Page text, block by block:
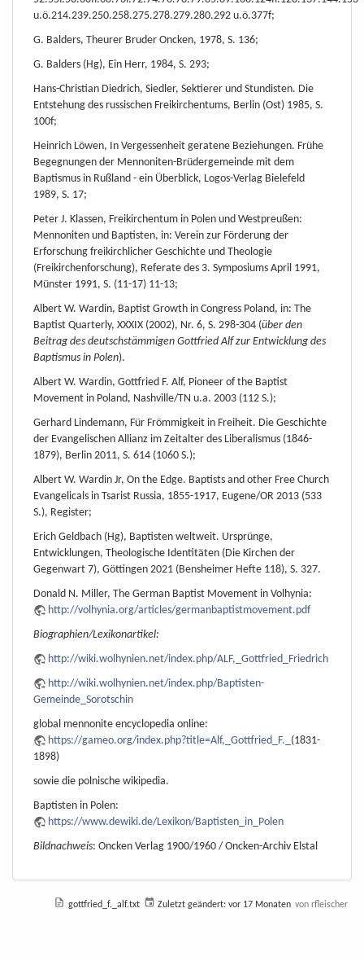
u.ö.214.239.250.258.275.278.279.280.292 u.ö.377f;
G. Balders, Theurer Bruder Oncken, 1978, S. 136;
G. Balders (Hg), Ein Herr, 1984, S. 293;
Hans-Christian Diedrich, Siedler, Sektierer und Stundisten. Die
Entstehung des russischen Freikirchentums, Berlin (Ost) 1985, S.
100f;
Heinrich Löwen, In Vergessenheit geratene Beziehungen. Frühe
Begegnungen der Mennoniten-Brüdergemeinde mit dem
Baptismus in Rußland - ein Überblick, Logos-Verlag Bielefeld
1989, S. 17;
Peter J. Klassen, Freikirchentum in Polen und Westpreußen:
Mennoniten und Baptisten, in: Verein zur Förderung der
Erforschung freikirchlicher Geschichte und Theologie
(Freikirchenforschung), Referate des 3. Symposiums April 1991,
Münster 1991, S. (11-17) 11-13;
Albert W. Wardin, Baptist Growth in Congress Poland, in: The
Baptist Quarterly, XXXIX (2002), Nr. 6, S. 298-304 (über den
Beitrag des deutschstämmigen Gottfried Alf zur Entwicklung des
Baptismus in Polen).
Albert W. Wardin, Gottfried F. Alf, Pioneer of the Baptist
Movement in Poland, Nashville/TN u.a. 2003 (112 S.);
Gerhard Lindemann, Für Frömmigkeit in Freiheit. Die Geschichte
der Evangelischen Allianz im Zeitalter des Liberalismus (1846-
1879), Berlin 2011, S. 614 (1060 S.);
Albert W. Wardin Jr, On the Edge. Baptists and other Free Church
Evangelicals in Tsarist Russia, 1855-1917, Eugene/OR 2013 (533
S.), Register;
Erich Geldbach (Hg), Baptisten weltweit. Ursprünge,
Entwicklungen, Theologische Identitäten (Die Kirchen der
Gegenwart 7), Göttingen 2021 (Bensheimer Hefte 118), S. 327.
Donald N. Miller, The German Baptist Movement in Volhynia:
http://volhynia.org/articles/germanbaptistmovement.pdf
Biographien/Lexikonartikel:
http://wiki.wolhynien.net/index.php/ALF,_Gottfried_Friedrich
http://wiki.wolhynien.net/index.php/Baptisten-
Gemeinde_Sorotschin
global mennonite encyclopedia online:
https://gameo.org/index.php?title=Alf,_Gottfried_F._ (1831-
1898)
sowie die polnische wikipedia.
Baptisten in Polen:
https://www.dewiki.de/Lexikon/Baptisten_in_Polen
Bildnachweis: Oncken Verlag 1900/1960 / Oncken-Archiv Elstal
gottfried_f._alf.txt Zuletzt geändert: vor 17 Monaten von rfleischer